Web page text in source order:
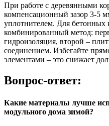
При работе с деревянными
компенсационный зазор 3-5
уплотнителем. Для бетонных
комбинированный метод:
гидроизоляция, второй –
соединением. Избегайте
элементами – это снижает
Вопрос-ответ:
Какие материалы лучше
модульного дома зимой?